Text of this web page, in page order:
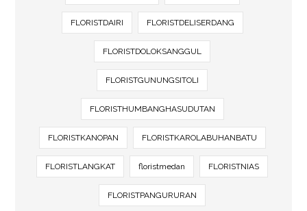
FLORISTDAIRI FLORISTDELISERDANG
FLORISTDOLOKSANGGUL
FLORISTGUNUNGSITOLI
FLORISTHUMBANGHASUDUTAN
FLORISTKANOPAN FLORISTKAROLABUHANBATU
FLORISTLANGKAT floristmedan FLORISTNIAS
FLORISTPANGURURAN